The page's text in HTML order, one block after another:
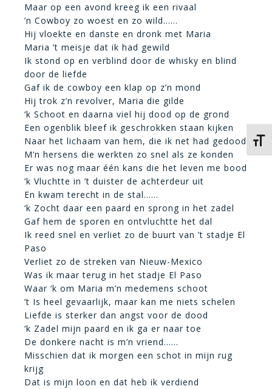
Maar op een avond kreeg ik een rivaal
’n Cowboy zo woest en zo wild……
Hij vloekte en danste en dronk met Maria
Maria ’t meisje dat ik had gewild
Ik stond op en verblind door de whisky en blind
door de liefde
Gaf ik de cowboy een klap op z’n mond
Hij trok z’n revolver, Maria die gilde
‘k Schoot en daarna viel hij dood op de grond
Een ogenblik bleef ik geschrokken staan kijken
Naar het lichaam van hem, die ik net had gedood
M’n hersens die werkten zo snel als ze konden
Er was nog maar één kans die het leven me bood
‘k Vluchtte in ’t duister de achterdeur uit
En kwam terecht in de stal……
‘k Zocht daar een paard en sprong in het zadel
Gaf hem de sporen en ontvluchtte het dal
Ik reed snel en verliet zo de buurt van ’t stadje El
Paso
Verliet zo de streken van Nieuw-Mexico
Was ik maar terug in het stadje El Paso
Waar ‘k om Maria m’n medemens schoot
’t Is heel gevaarlijk, maar kan me niets schelen
Liefde is sterker dan angst voor de dood
‘k Zadel mijn paard en ik ga er naar toe
De donkere nacht is m’n vriend……
Misschien dat ik morgen een schot in mijn rug
krijg
Dat is mijn loon en dat heb ik verdiend